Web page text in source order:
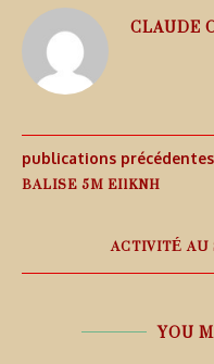
CLAUDE
publications précédentes
BALISE 5M EI1KNH
ACTIVITÉ
YOU